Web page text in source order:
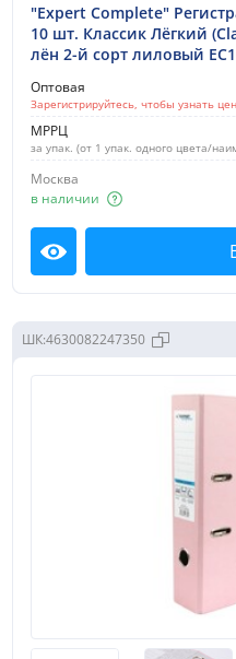
"Expert Complete"
10 шт. Классик Лёгкий
лён 2-й сорт лиловый
Оптовая
Зарегистрируйтесь, чтобы узнать
МРРЦ
за упак. (от 1 упак. одного цвета/
Москва
в наличии
Посмотреть
ШК:4630082247350